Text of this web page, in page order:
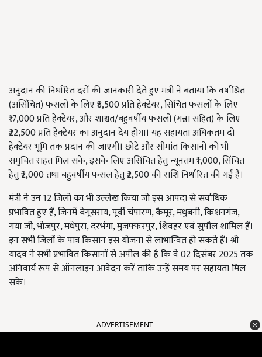
अनुदान की निर्धारित दरों की जानकारी देते हुए मंत्री ने बताया कि वर्षाश्रित
(असिंचित) फसलों के लिए ₹8,500 प्रति हेक्टेयर, सिंचित फसलों के लिए
₹17,000 प्रति हेक्टेयर, और शाश्वत/बहुवर्षीय फसलों (गन्ना सहित) के लिए
₹22,500 प्रति हेक्टेयर का अनुदान देय होगा। यह सहायता अधिकतम दो
हेक्टेयर भूमि तक प्रदान की जाएगी। छोटे और सीमांत किसानों को भी
समुचित राहत मिल सके, इसके लिए असिंचित हेतु न्यूनतम ₹1,000, सिंचित
हेतु ₹2,000 तथा बहुवर्षीय फसल हेतु ₹2,500 की राशि निर्धारित की गई है।
मंत्री ने उन 12 जिलों का भी उल्लेख किया जो इस आपदा से सर्वाधिक
प्रभावित हुए हैं, जिनमें बेगूसराय, पूर्वी चंपारण, कैमूर, मधुबनी, किशनगंज,
गया जी, भोजपुर, मधेपुरा, दरभंगा, मुजफ्फरपुर, शिवहर एवं सुपौल शामिल हैं।
इन सभी जिलों के पात्र किसान इस योजना से लाभान्वित हो सकते हैं। श्री
यादव ने सभी प्रभावित किसानों से अपील की है कि वे 02 दिसंबर 2025 तक
अनिवार्य रूप से ऑनलाइन आवेदन करें ताकि उन्हें समय पर सहायता मिल
सके।
ADVERTISEMENT